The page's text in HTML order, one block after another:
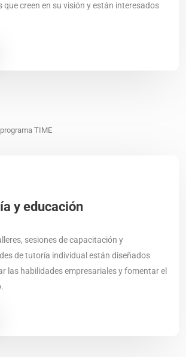
que creen en su visión y están interesados
y educación
sesiones de capacitación y
de tutoría individual están diseñados
las habilidades empresariales y fomentar el
TIME